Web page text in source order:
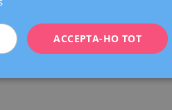
FRENCH
ACCEPTA-HO TOT